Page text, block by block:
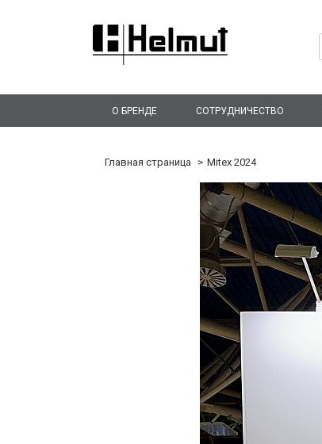
О БРЕНДЕ СОТРУДНИЧЕСТВО
Главная страница Mitex 2024